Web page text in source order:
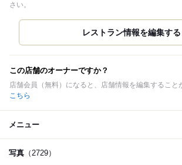
さい。
この店舗のオーナーですか？
店舗会員（無料）になると、店舗情報を編集すること
こちら
メニュー
写真 （2729）